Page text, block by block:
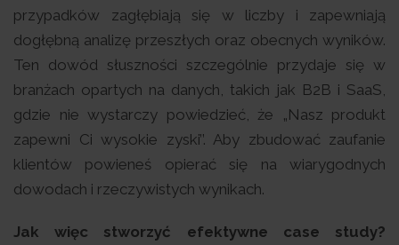
przypadków zagłębiają się w liczby i zapewniają
dogłębną analizę przeszłych oraz obecnych wyników.
Ten dowód słuszności szczególnie przydaje się w
branżach opartych na danych, takich jak B2B i SaaS,
gdzie nie wystarczy powiedzieć, że „Nasz produkt
zapewni Ci wysokie zyski’’. Aby zbudować zaufanie
klientów powieneś opierać się na wiarygodnych
dowodach i rzeczywistych wynikach.
Jak więc stworzyć efektywne case study?